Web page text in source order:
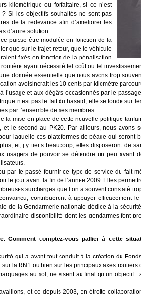
kilométrique ou forfaitaire, si ce n’est
? Si les objectifs souhaités ne sont pas
de la redevance afin d’améliorer les
d’autre solution.
puisse être modulée en fonction de la
que sur le trajet retour, que le véhicule
fixés en fonction de la pénalisation
ayant nécessité tel coût ou tel
donnée essentielle que nous avons trop
avoisinerait les 10 cents par kilomètre
et aux dégâts occasionnés par le
n’est pas le fait du hasard, elle se fonde sur
par l’ensemble de ses membres.
la mise en place de cette nouvelle politique
le second au PK20. Par ailleurs, nous avons
laquelle ces plateformes de péage qui seront
et, j’y tiens beaucoup, elles disposeront de
usagers de pouvoir se détendre un peu avant
par le passé fournir ce type de service du fait
le jour avant la fin de l’année 2009. Elles
surcharges que l’on a souvent constaté
contribueront à appuyer efficacement
de la Gendarmerie nationale dédiée à la
disponibilité dont les gendarmes font
Comment comptez-vous pallier à cette
qui a avant tout conduit à la création du
la RN1 ou bien sur les principaux axes routiers
au sol, ne visent au final qu’un objectif
et ce depuis 2003, en étroite